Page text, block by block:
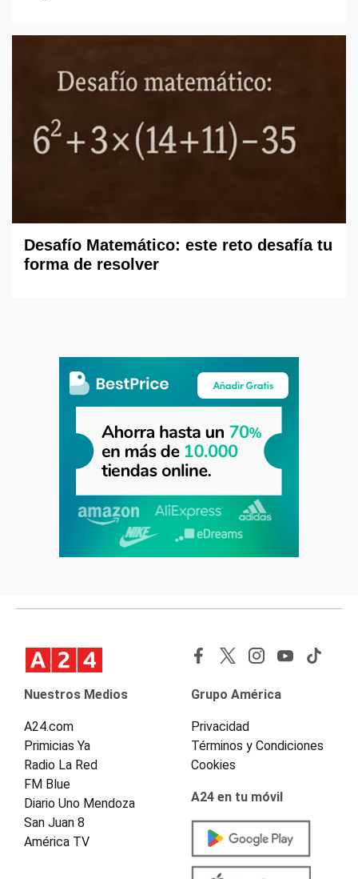
Desafío Matemático: este reto desafía tu
forma de resolver
Nuestros Medios
A24.com
Primicias Ya
Radio La Red
FM Blue
Diario Uno Mendoza
San Juan 8
América TV
Grupo América
Privacidad
Términos y Condiciones
Cookies
A24 en tu móvil